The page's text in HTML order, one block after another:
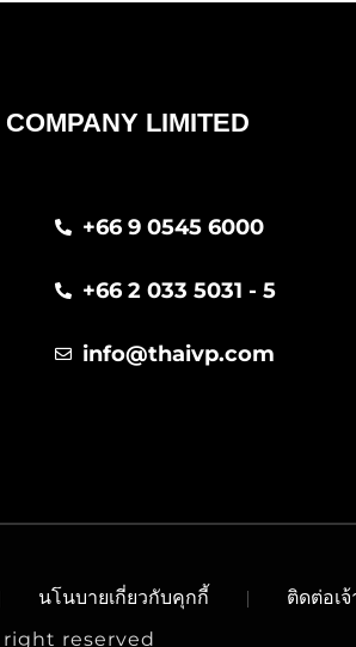
LIMITED
+66 9 0545 6000
+66 2 033 5031 - 5
info@thaivp.com
นโนบายเกี่ยวกับคุกกี้ ติดต่อเ
right reserved